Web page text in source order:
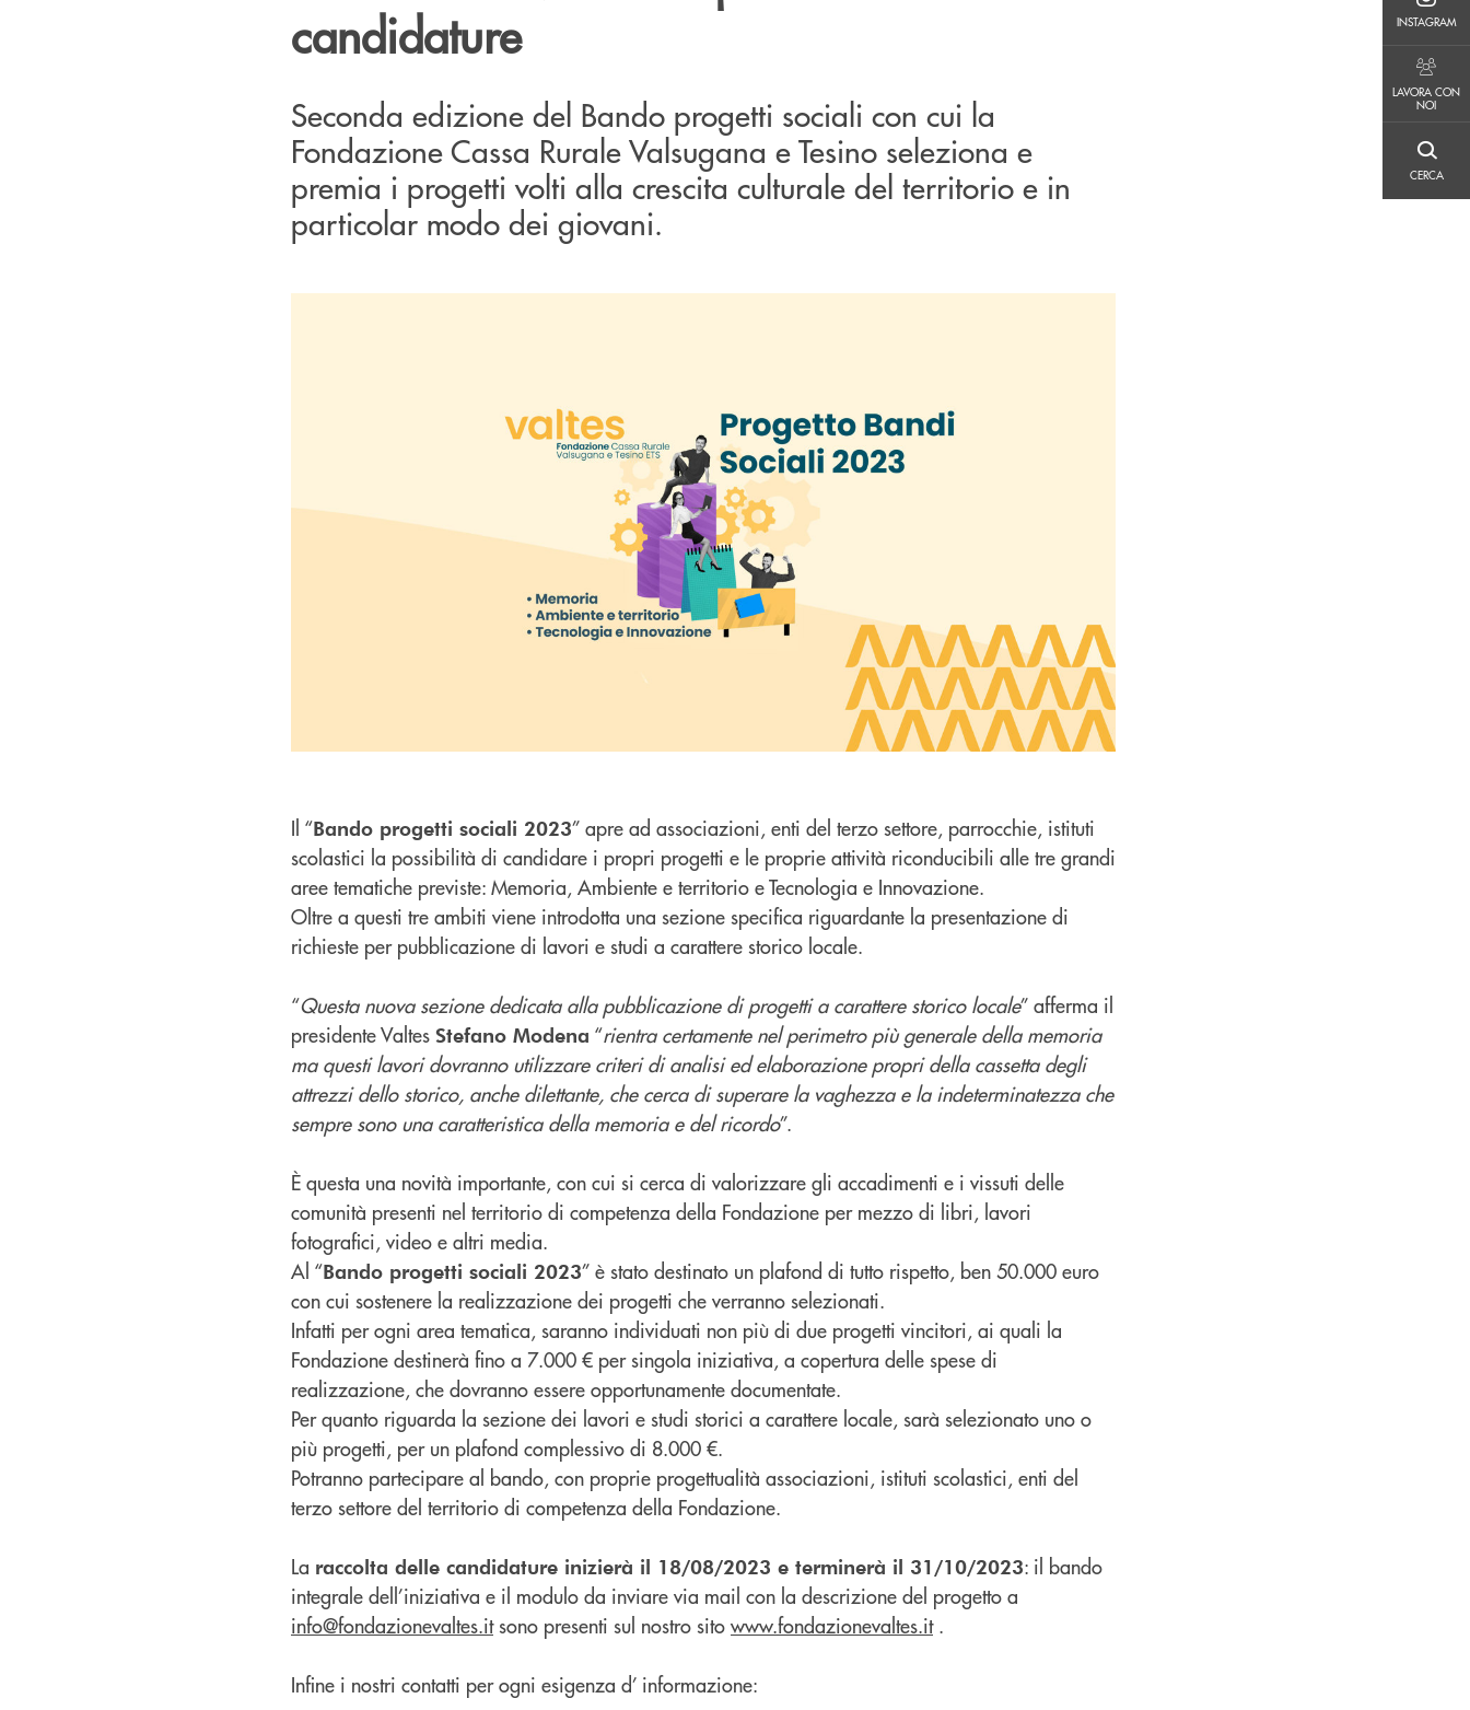
INSTAGRAM
LAVORA CON
NOI
CERCA
candidature
Seconda edizione del Bando progetti sociali con cui la
Fondazione Cassa Rurale Valsugana e Tesino seleziona e
premia i progetti volti alla crescita culturale del territorio e in
particolar modo dei giovani.
Il “Bando progetti sociali 2023” apre ad associazioni, enti del terzo settore, parrocchie, istituti
scolastici la possibilità di candidare i propri progetti e le proprie attività riconducibili alle tre grandi
aree tematiche previste: Memoria, Ambiente e territorio e Tecnologia e Innovazione.
Oltre a questi tre ambiti viene introdotta una sezione specifica riguardante la presentazione di
richieste per pubblicazione di lavori e studi a carattere storico locale.
“Questa nuova sezione dedicata alla pubblicazione di progetti a carattere storico locale” afferma il
presidente Valtes Stefano Modena “rientra certamente nel perimetro più generale della memoria
ma questi lavori dovranno utilizzare criteri di analisi ed elaborazione propri della cassetta degli
attrezzi dello storico, anche dilettante, che cerca di superare la vaghezza e la indeterminatezza che
sempre sono una caratteristica della memoria e del ricordo”.
È questa una novità importante, con cui si cerca di valorizzare gli accadimenti e i vissuti delle
comunità presenti nel territorio di competenza della Fondazione per mezzo di libri, lavori
fotografici, video e altri media.
Al “Bando progetti sociali 2023” è stato destinato un plafond di tutto rispetto, ben 50.000 euro
con cui sostenere la realizzazione dei progetti che verranno selezionati.
Infatti per ogni area tematica, saranno individuati non più di due progetti vincitori, ai quali la
Fondazione destinerà fino a 7.000 € per singola iniziativa, a copertura delle spese di
realizzazione, che dovranno essere opportunamente documentate.
Per quanto riguarda la sezione dei lavori e studi storici a carattere locale, sarà selezionato uno o
più progetti, per un plafond complessivo di 8.000 €.
Potranno partecipare al bando, con proprie progettualità associazioni, istituti scolastici, enti del
terzo settore del territorio di competenza della Fondazione.
La raccolta delle candidature inizierà il 18/08/2023 e terminerà il 31/10/2023: il bando
integrale dell’iniziativa e il modulo da inviare via mail con la descrizione del progetto a
info@fondazionevaltes.itsono presenti sul nostro sito www.fondazionevaltes.it.
Infine i nostri contatti per ogni esigenza d’ informazione: